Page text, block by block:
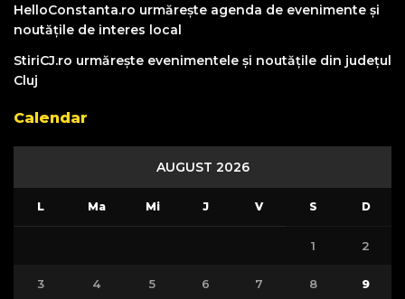
HelloConstanta.ro urmărește agenda de evenimente și
noutățile de interes local
StiriCJ.ro urmărește evenimentele și noutățile din județul
Cluj
Calendar
AUGUST 2026
L Ma Mi J V S D
1 2
3 4 5 6 7 8 9